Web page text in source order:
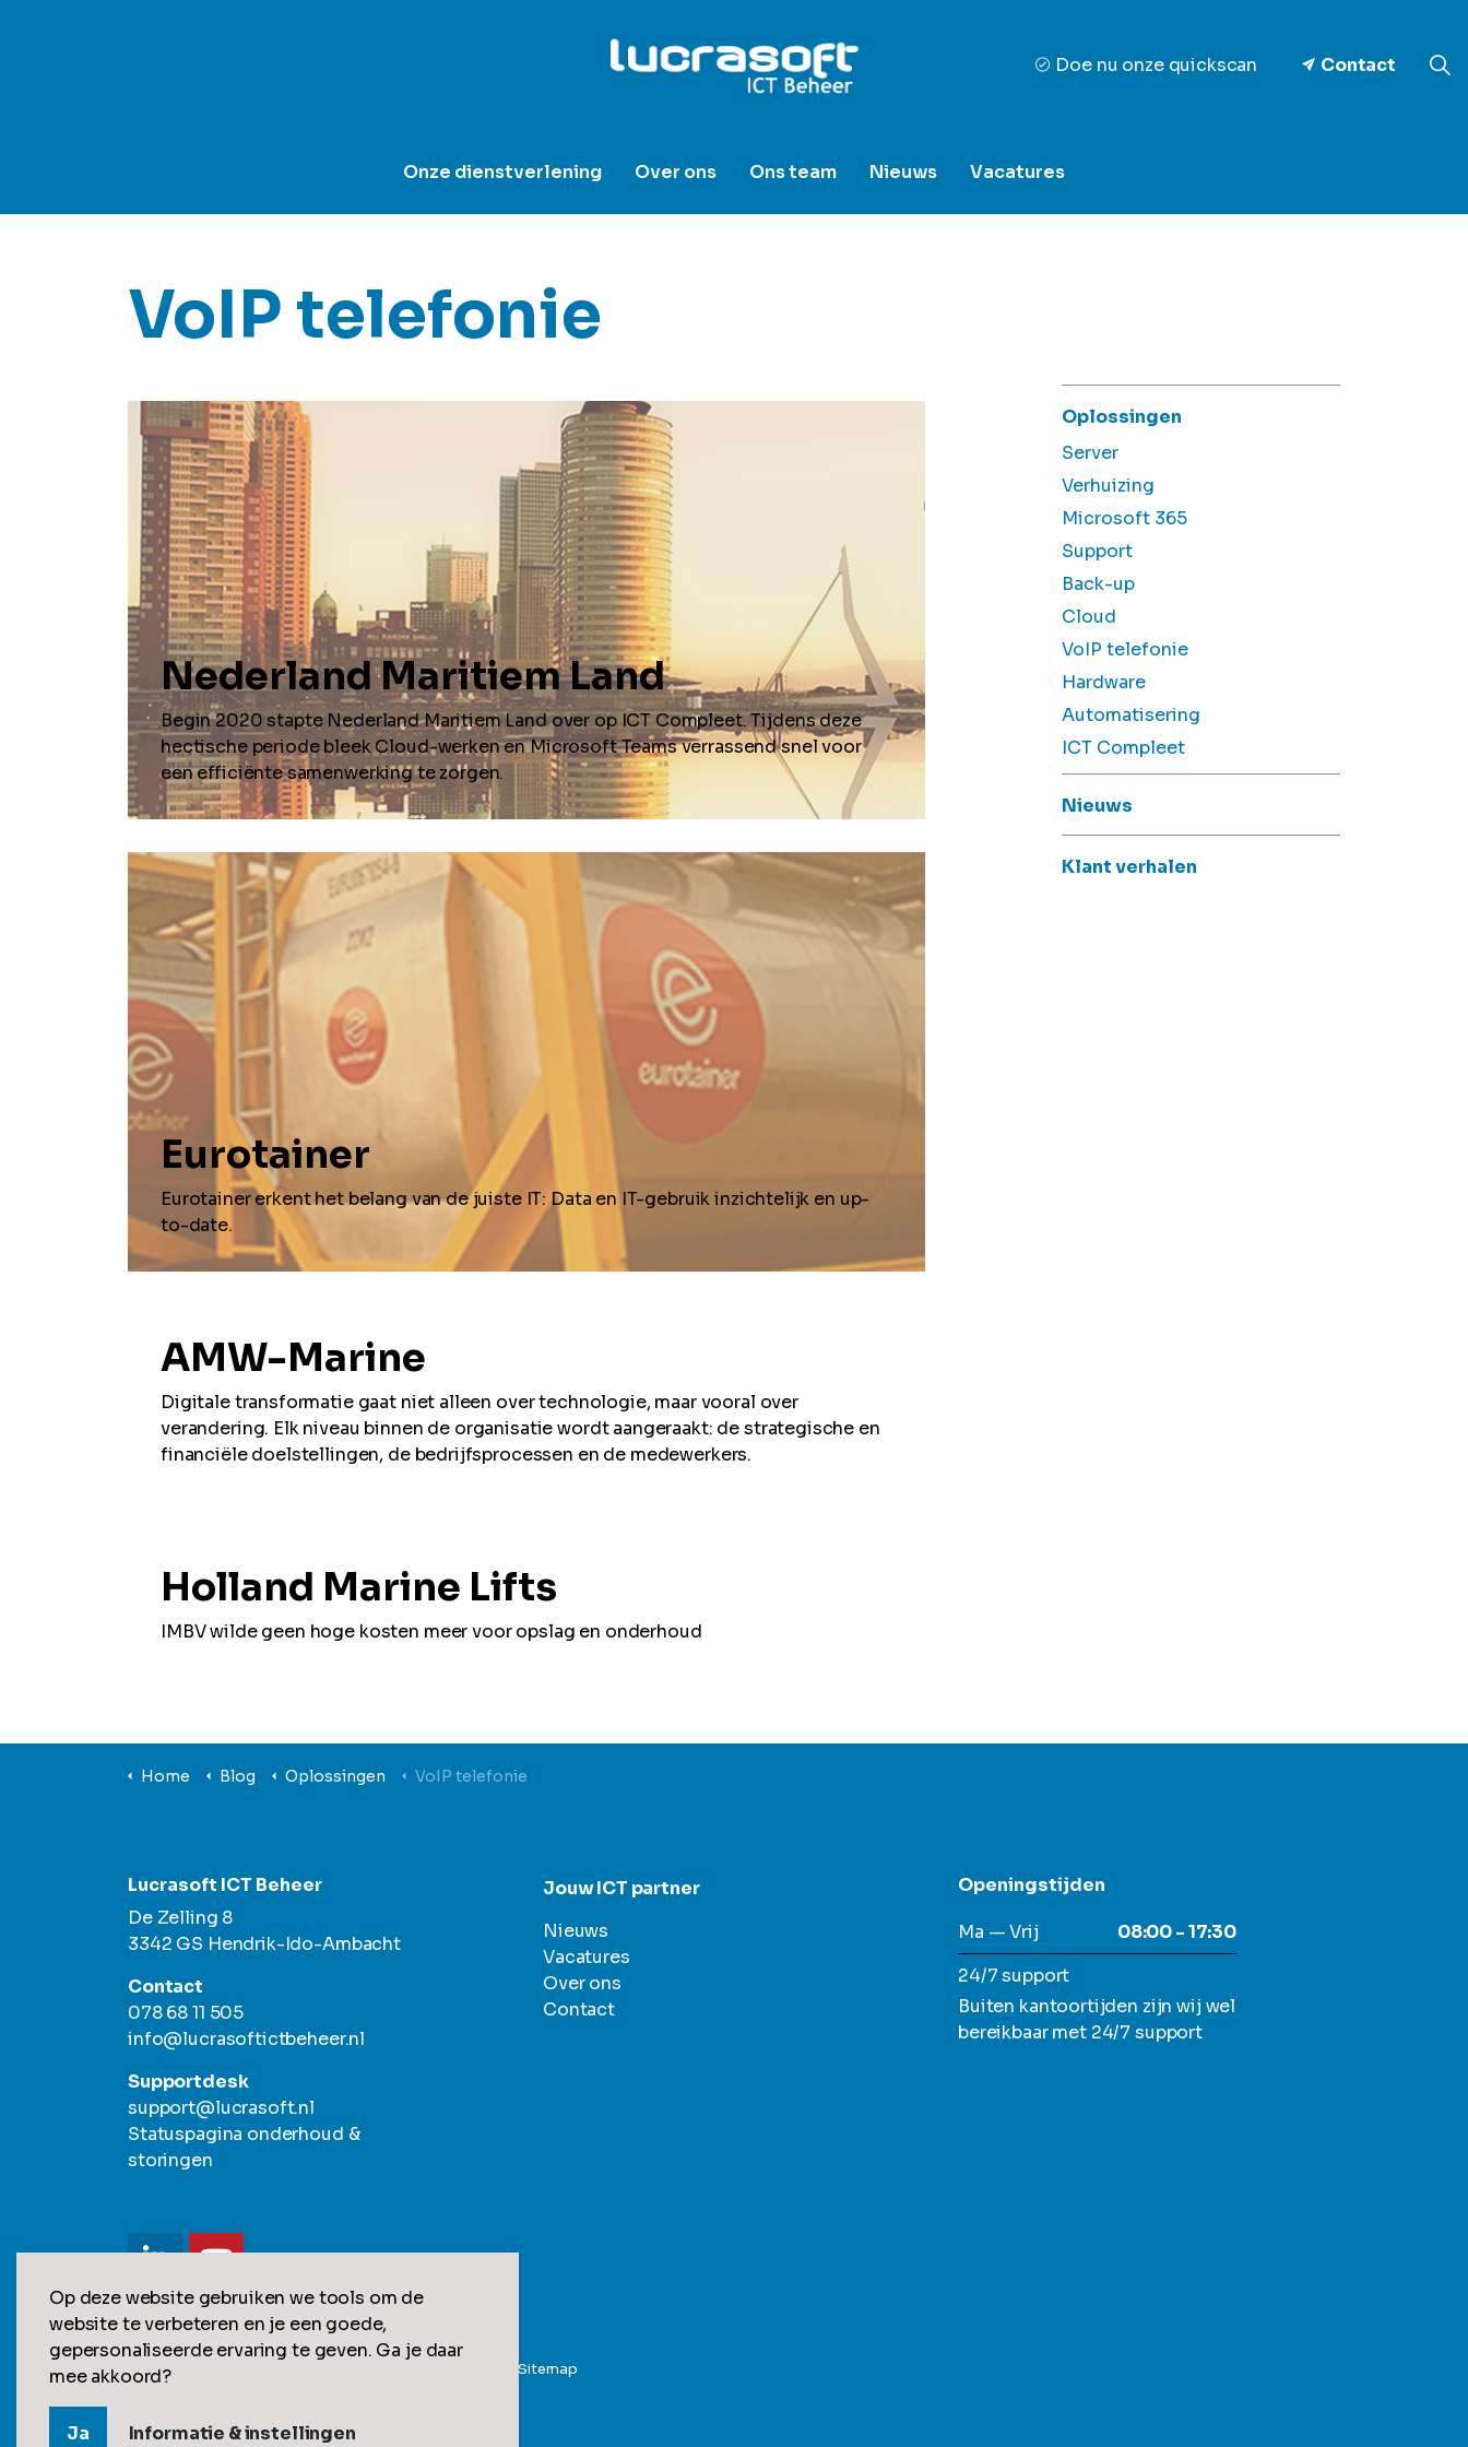
Doe nu onze quickscan Contact
Onze dienstverlening Over ons Ons team Nieuws Vacatures
VoIP telefonie
Nederland Maritiem Land
Begin 2020 stapte Nederland Maritiem Land over op ICT Compleet. Tijdens deze
hectische periode bleek Cloud-werken en Microsoft Teams verrassend snel voor
een efficiënte samenwerking te zorgen.
Eurotainer
Eurotainer erkent het belang van de juiste IT: Data en IT-gebruik inzichtelijk en up-
to-date.
AMW-Marine
Digitale transformatie gaat niet alleen over technologie, maar vooral over
verandering. Elk niveau binnen de organisatie wordt aangeraakt: de strategische en
financiële doelstellingen, de bedrijfsprocessen en de medewerkers.
Holland Marine Lifts
IMBV wilde geen hoge kosten meer voor opslag en onderhoud
Oplossingen
Server
Verhuizing
Microsoft 365
Support
Back-up
Cloud
VoIP telefonie
Hardware
Automatisering
ICT Compleet
Nieuws
Klant verhalen
Home Blog Oplossingen VoIP telefonie
Lucrasoft ICT Beheer
De Zelling 8
3342 GS Hendrik-Ido-Ambacht
Contact
078 68 11 505
info@lucrasoftictbeheer.nl
Supportdesk
support@lucrasoft.nl
Statuspagina onderhoud &
storingen
Jouw ICT partner
Nieuws
Vacatures
Over ons
Contact
Openingstijden
Ma — Vrij
08:00 - 17:30
24/7 support
Buiten kantoortijden zijn wij wel
bereikbaar met 24/7 support
© 2026 Sitemap
Op deze website gebruiken we tools om de
website te verbeteren en je een goede,
gepersonaliseerde ervaring te geven. Ga je daar
mee akkoord?
Ja Informatie & instellingen